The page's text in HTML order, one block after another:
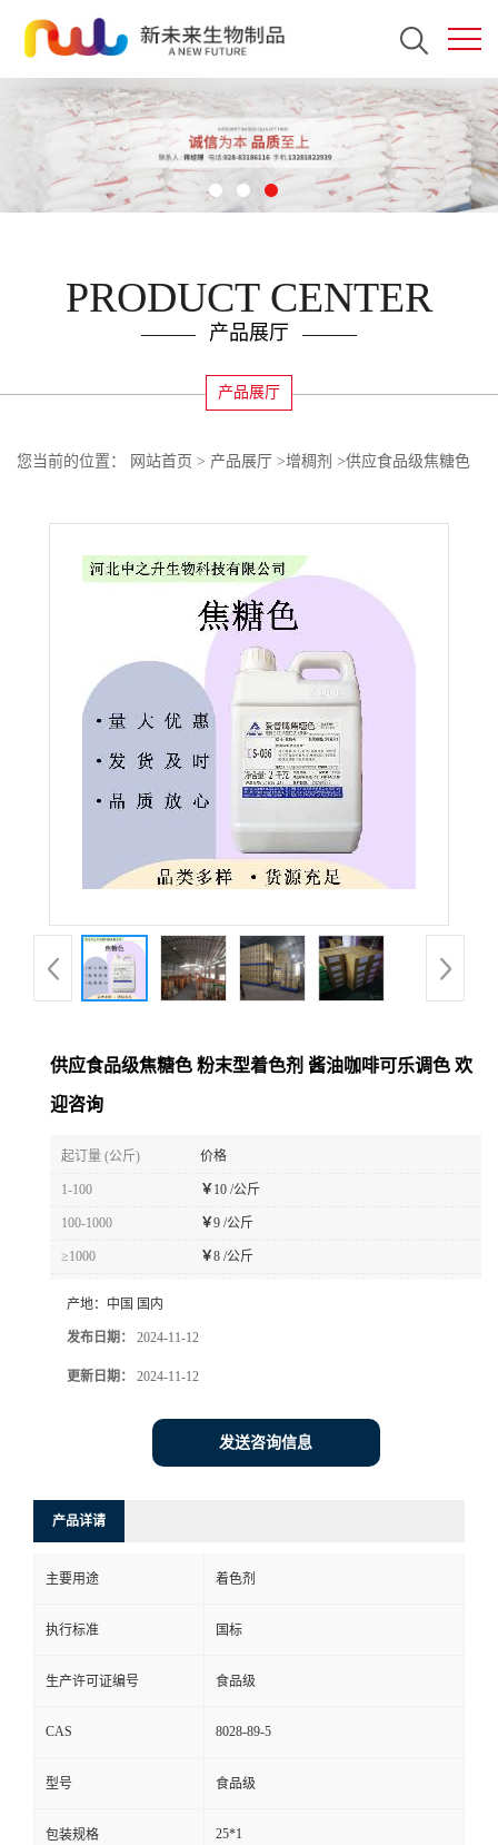
PRODUCT CENTER
产品展厅
产品展厅
您当前的位置： 网站首页 > 产品展厅 >增稠剂 >供应食品级焦糖色
供应食品级焦糖色 粉末型着色剂 酱油咖啡可乐调色 欢
迎咨询
起订量 (公斤) 价格
1-100 ￥ 10 /公斤
100-1000 ￥9 /公斤
≥1000 ￥8 /公斤
产地： 中国 国内
发布日期： 2024-11-12
更新日期： 2024-11-12
发送咨询信息
产品详请
主要用途 着色剂
执行标准 国标
生产许可证编号 食品级
CAS 8028-89-5
型号 食品级
包装规格 25*1